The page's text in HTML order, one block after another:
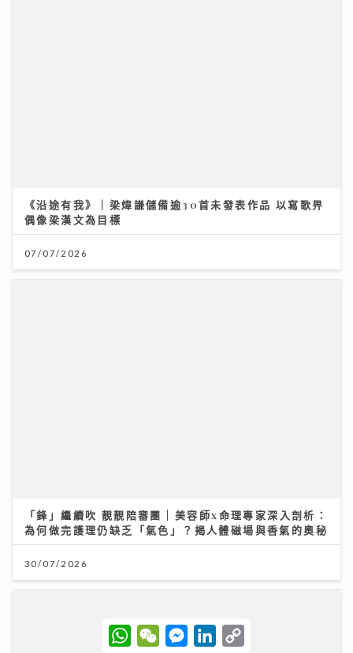
《沿途有我》｜梁煒謙儲備逾30首未發表作品 以寫歌畀
偶像梁漢文為目標
07/07/2026
「鋒」繼續吹 靚靚陪審團 | 美容師x命理專家深入剖析：
為何做完護理仍缺乏「氣色」？揭人體磁場與香氣的奧秘
30/07/2026
W
h
W
e
M
e
L